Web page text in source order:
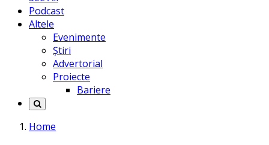
Podcast
Altele
Evenimente
Știri
Advertorial
Proiecte
Bariere
Home